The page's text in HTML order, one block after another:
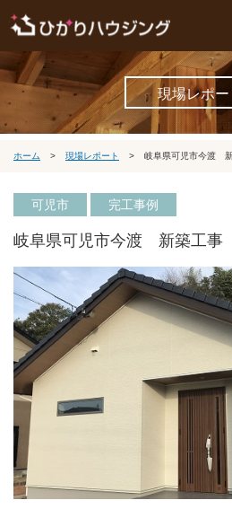
現場レポー
ホーム > 現場レポート > 岐阜県可児市今渡
可児市 完工事例
岐阜県可児市今渡 新築工事